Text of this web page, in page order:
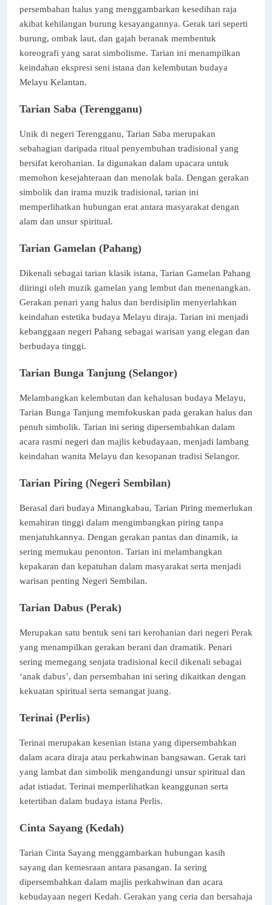
persembahan halus yang menggambarkan kesedihan raja
akibat kehilangan burung kesayangannya. Gerak tari seperti
burung, ombak laut, dan gajah beranak membentuk
koreografi yang sarat simbolisme. Tarian ini menampilkan
keindahan ekspresi seni istana dan kelembutan budaya
Melayu Kelantan.
Tarian Saba (Terengganu)
Unik di negeri Terengganu, Tarian Saba merupakan
sebahagian daripada ritual penyembuhan tradisional yang
bersifat kerohanian. Ia digunakan dalam upacara untuk
memohon kesejahteraan dan menolak bala. Dengan gerakan
simbolik dan irama muzik tradisional, tarian ini
memperlihatkan hubungan erat antara masyarakat dengan
alam dan unsur spiritual.
Tarian Gamelan (Pahang)
Dikenali sebagai tarian klasik istana, Tarian Gamelan Pahang
diiringi oleh muzik gamelan yang lembut dan menenangkan.
Gerakan penari yang halus dan berdisiplin menyerlahkan
keindahan estetika budaya Melayu diraja. Tarian ini menjadi
kebanggaan negeri Pahang sebagai warisan yang elegan dan
berbudaya tinggi.
Tarian Bunga Tanjung (Selangor)
Melambangkan kelembutan dan kehalusan budaya Melayu,
Tarian Bunga Tanjung memfokuskan pada gerakan halus dan
penuh simbolik. Tarian ini sering dipersembahkan dalam
acara rasmi negeri dan majlis kebudayaan, menjadi lambang
keindahan wanita Melayu dan kesopanan tradisi Selangor.
Tarian Piring (Negeri Sembilan)
Berasal dari budaya Minangkabau, Tarian Piring memerlukan
kemahiran tinggi dalam mengimbangkan piring tanpa
menjatuhkannya. Dengan gerakan pantas dan dinamik, ia
sering memukau penonton. Tarian ini melambangkan
kepakaran dan kepatuhan dalam masyarakat serta menjadi
warisan penting Negeri Sembilan.
Tarian Dabus (Perak)
Merupakan satu bentuk seni tari kerohanian dari negeri Perak
yang menampilkan gerakan berani dan dramatik. Penari
sering memegang senjata tradisional kecil dikenali sebagai
‘anak dabus’, dan persembahan ini sering dikaitkan dengan
kekuatan spiritual serta semangat juang.
Terinai (Perlis)
Terinai merupakan kesenian istana yang dipersembahkan
dalam acara diraja atau perkahwinan bangsawan. Gerak tari
yang lambat dan simbolik mengandungi unsur spiritual dan
adat istiadat. Terinai memperlihatkan keanggunan serta
ketertiban dalam budaya istana Perlis.
Cinta Sayang (Kedah)
Tarian Cinta Sayang menggambarkan hubungan kasih
sayang dan kemesraan antara pasangan. Ia sering
dipersembahkan dalam majlis perkahwinan dan acara
kebudayaan negeri Kedah. Gerakan yang ceria dan bersahaja